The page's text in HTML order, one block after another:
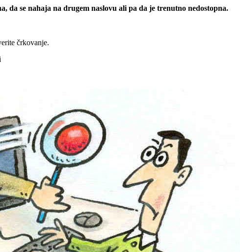
da se nahaja na drugem naslovu ali pa da je trenutno nedostopna.
črkovanje.